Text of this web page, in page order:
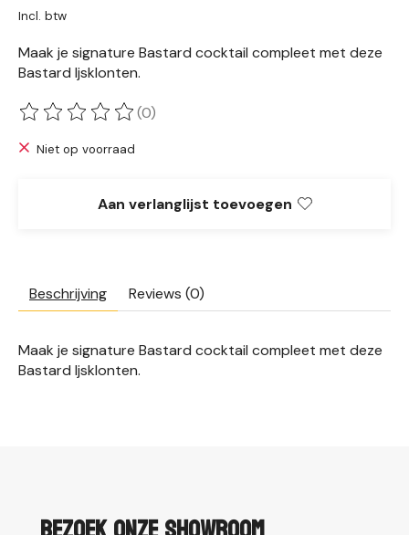
Incl. btw
Maak je signature Bastard cocktail compleet met deze
Bastard Ijsklonten.
De beoordeling van dit product is
(0)
Niet op voorraad
Aan verlanglijst toevoegen
Beschrijving Reviews (0)
Maak je signature Bastard cocktail compleet met deze
Bastard Ijsklonten.